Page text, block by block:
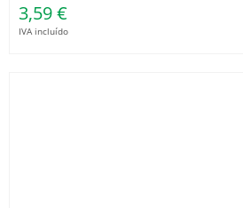
3,59 €
IVA incluído